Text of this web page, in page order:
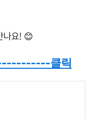
나요! 😊
클릭